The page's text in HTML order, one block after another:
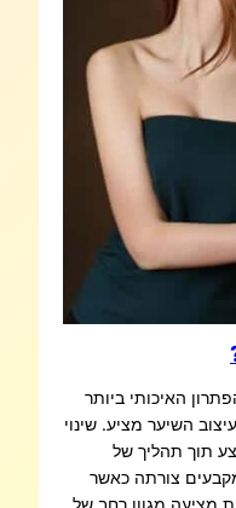
האיכותי ביותר
השיער מציע. שינוי
תוך תהליך של
צורתה כאשר
מציעה מגוון רחב של